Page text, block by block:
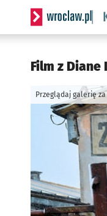
Serwis
Film z Diane
Przeglądaj galerię